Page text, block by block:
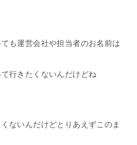
も運営会社や担当者のお名前は
行きたくないんだけどね
ないんだけどとりあえずこのま